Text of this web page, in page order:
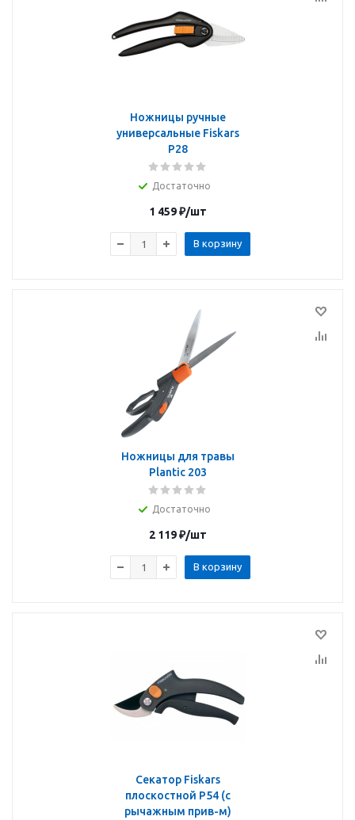
Ножницы ручные
универсальные Fiskars
P28
Достаточно
1 459₽/шт
В корзину
Ножницы для травы
Plantic 203
Достаточно
2 119₽/шт
В корзину
Секатор Fiskars
плоскостной P54 (с
рычажным прив-м)